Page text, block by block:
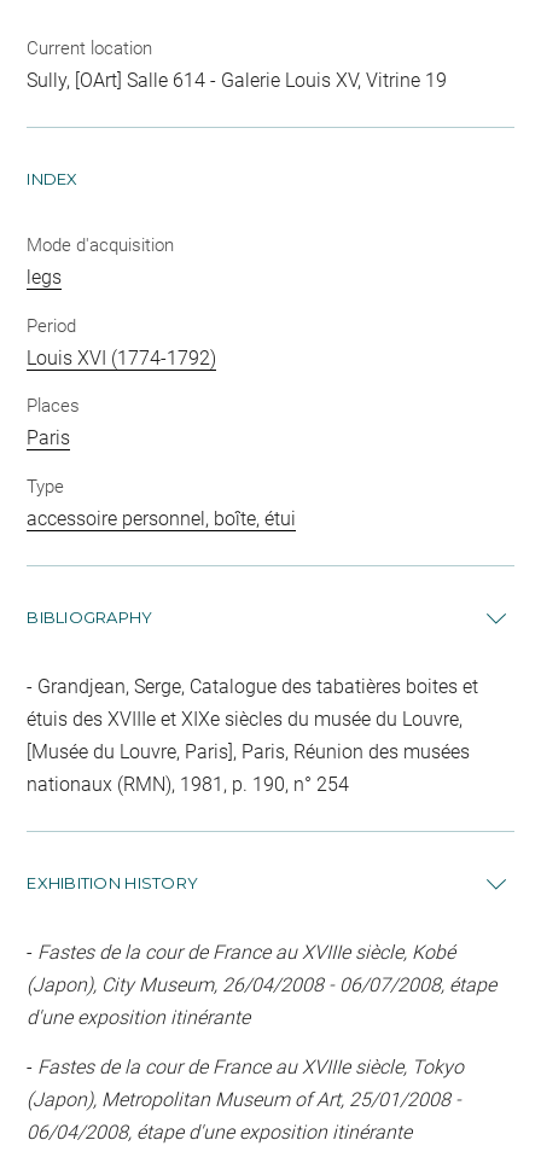
Current location
Sully, [OArt] Salle 614 - Galerie Louis XV, Vitrine 19
INDEX
Mode d'acquisition
legs
Period
Louis XVI (1774-1792)
Places
Paris
Type
accessoire personnel, boîte, étui
BIBLIOGRAPHY
Grandjean, Serge, Catalogue des tabatières boites et
étuis des XVIIIe et XIXe siècles du musée du Louvre,
[Musée du Louvre, Paris], Paris, Réunion des musées
nationaux (RMN), 1981, p. 190, n° 254
EXHIBITION HISTORY
- Fastes de la cour de France au XVIIIe siècle, Kobé
(Japon), City Museum, 26/04/2008 - 06/07/2008, étape
d'une exposition itinérante
- Fastes de la cour de France au XVIIIe siècle, Tokyo
(Japon), Metropolitan Museum of Art, 25/01/2008 -
06/04/2008, étape d'une exposition itinérante